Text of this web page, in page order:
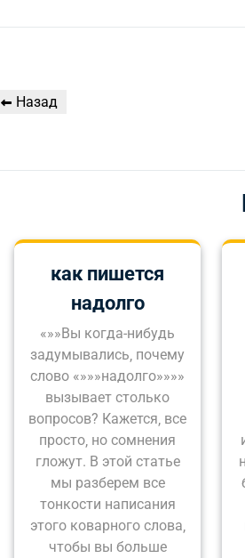
Навигация
Предыдущая
Назад
как пишется
надолго
«»»Вы когда-нибудь
задумывались‚ почему
слово «»»»надолго»»»»
вызывает столько
вопросов? Кажется‚ все
просто‚ но сомнения
гложут. В этой статье
мы разберем все
тонкости написания
этого коварного слова‚
чтобы вы больше